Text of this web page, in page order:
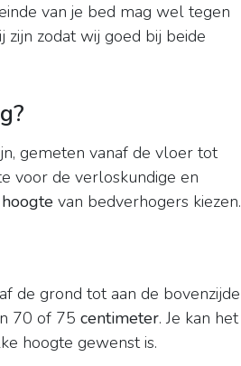
van je bed mag wel tegen
zodat wij goed bij beide
gemeten vanaf de vloer tot
voor de verloskundige en
hoogte van bedverhogers kiezen.
de grond tot aan de bovenzijde
70 of 75 centimeter. Je kan het
hoogte gewenst is.